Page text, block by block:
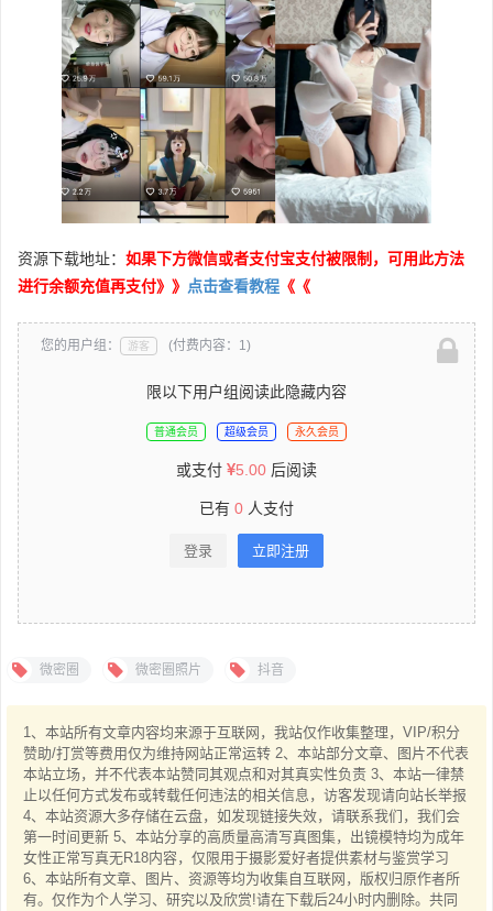
资源下载地址： 如果下方微信或者支付宝支付被限制，可用此方法
进行余额充值再支付》》 点击查看教程 《《
您的用户组： 游客 (付费内容：1)
限以下用户组阅读此隐藏内容
普通会员 超级会员 永久会员
或支付 5.00 后阅读
已有 0 人支付
登录 立即注册
微密圈 微密圈照片 抖音
1、本站所有文章内容均来源于互联网，我站仅作收集整理，VIP/积分
赞助/打赏等费用仅为维持网站正常运转 2、本站部分文章、图片不代表
本站立场，并不代表本站赞同其观点和对其真实性负责 3、本站一律禁
止以任何方式发布或转载任何违法的相关信息，访客发现请向站长举报
4、本站资源大多存储在云盘，如发现链接失效，请联系我们，我们会
第一时间更新 5、本站分享的高质量高清写真图集，出镜模特均为成年
女性正常写真无R18内容，仅限用于摄影爱好者提供素材与鉴赏学习
6、本站所有文章、图片、资源等均为收集自互联网，版权归原作者所
有。仅作为个人学习、研究以及欣赏!请在下载后24小时内删除。共同